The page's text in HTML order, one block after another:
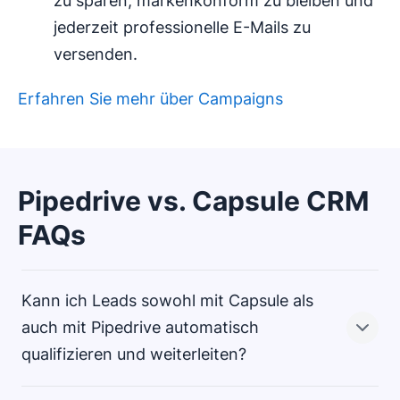
jederzeit professionelle E-Mails zu
versenden.
Erfahren Sie mehr über Campaigns
Pipedrive vs. Capsule CRM
FAQs
Kann ich Leads sowohl mit Capsule als
auch mit Pipedrive automatisch
qualifizieren und weiterleiten?